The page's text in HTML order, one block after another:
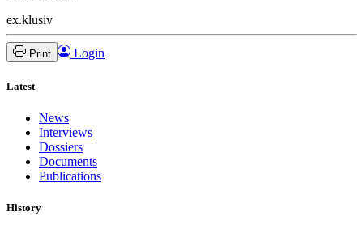
ex.klusiv
Print Login
Latest
News
Interviews
Dossiers
Documents
Publications
History